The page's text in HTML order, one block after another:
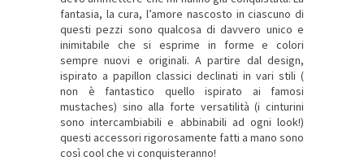
fantasia, la cura, l’amore nascosto in ciascuno di
questi pezzi sono qualcosa di davvero unico e
inimitabile che si esprime in forme e colori
sempre nuovi e originali. A partire dal design,
ispirato a papillon classici declinati in vari stili (
non è fantastico quello ispirato ai famosi
mustaches) sino alla forte versatilità (i cinturini
sono intercambiabili e abbinabili ad ogni look!)
questi accessori rigorosamente fatti a mano sono
così cool che vi conquisteranno!